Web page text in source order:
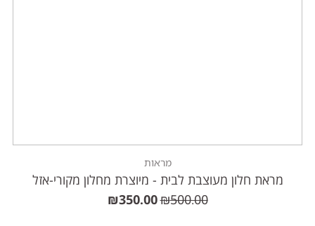
מראות
מראת חלון מעוצבת לבית - מיוצרת מחלון מקורי-אזל
₪500.00
₪350.00